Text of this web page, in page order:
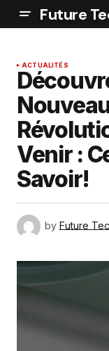
Future
ACTUALITÉS
Venir :
Savoir!
by Future